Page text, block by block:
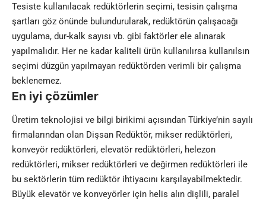
Tesiste kullanılacak redüktörlerin seçimi, tesisin çalışma
şartları göz önünde bulundurularak, redüktörün çalışacağı
uygulama, dur-kalk sayısı vb. gibi faktörler ele alınarak
yapılmalıdır. Her ne kadar kaliteli ürün kullanılırsa kullanılsın
seçimi düzgün yapılmayan redüktörden verimli bir çalışma
beklenemez.
En iyi çözümler
Üretim teknolojisi ve bilgi birikimi açısından Türkiye’nin sayılı
firmalarından olan Dişsan Redüktör, mikser redüktörleri,
konveyör redüktörleri, elevatör redüktörleri, helezon
redüktörleri, mikser redüktörleri ve değirmen redüktörleri ile
bu sektörlerin tüm redüktör ihtiyacını karşılayabilmektedir.
Büyük elevatör ve konveyörler için helis alın dişlili, paralel